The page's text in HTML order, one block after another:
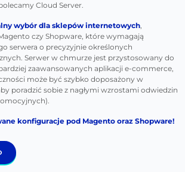
Cloud Server.
wybór dla sklepów internetowych,
czy Shopware, które wymagają
serwera o precyzyjnie określonych
Serwer w chmurze jest przystosowany do
zaawansowanych aplikacji e-commerce,
może być szybko doposażony w
poradzić sobie z nagłymi wzrostami odwiedzin
konfiguracje pod Magento oraz Shopware!